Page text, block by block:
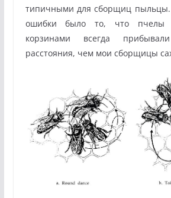
типичными для сборщиц
ошибки было то, что пчелы
корзинами всегда
расстояния, чем мои сборщицы